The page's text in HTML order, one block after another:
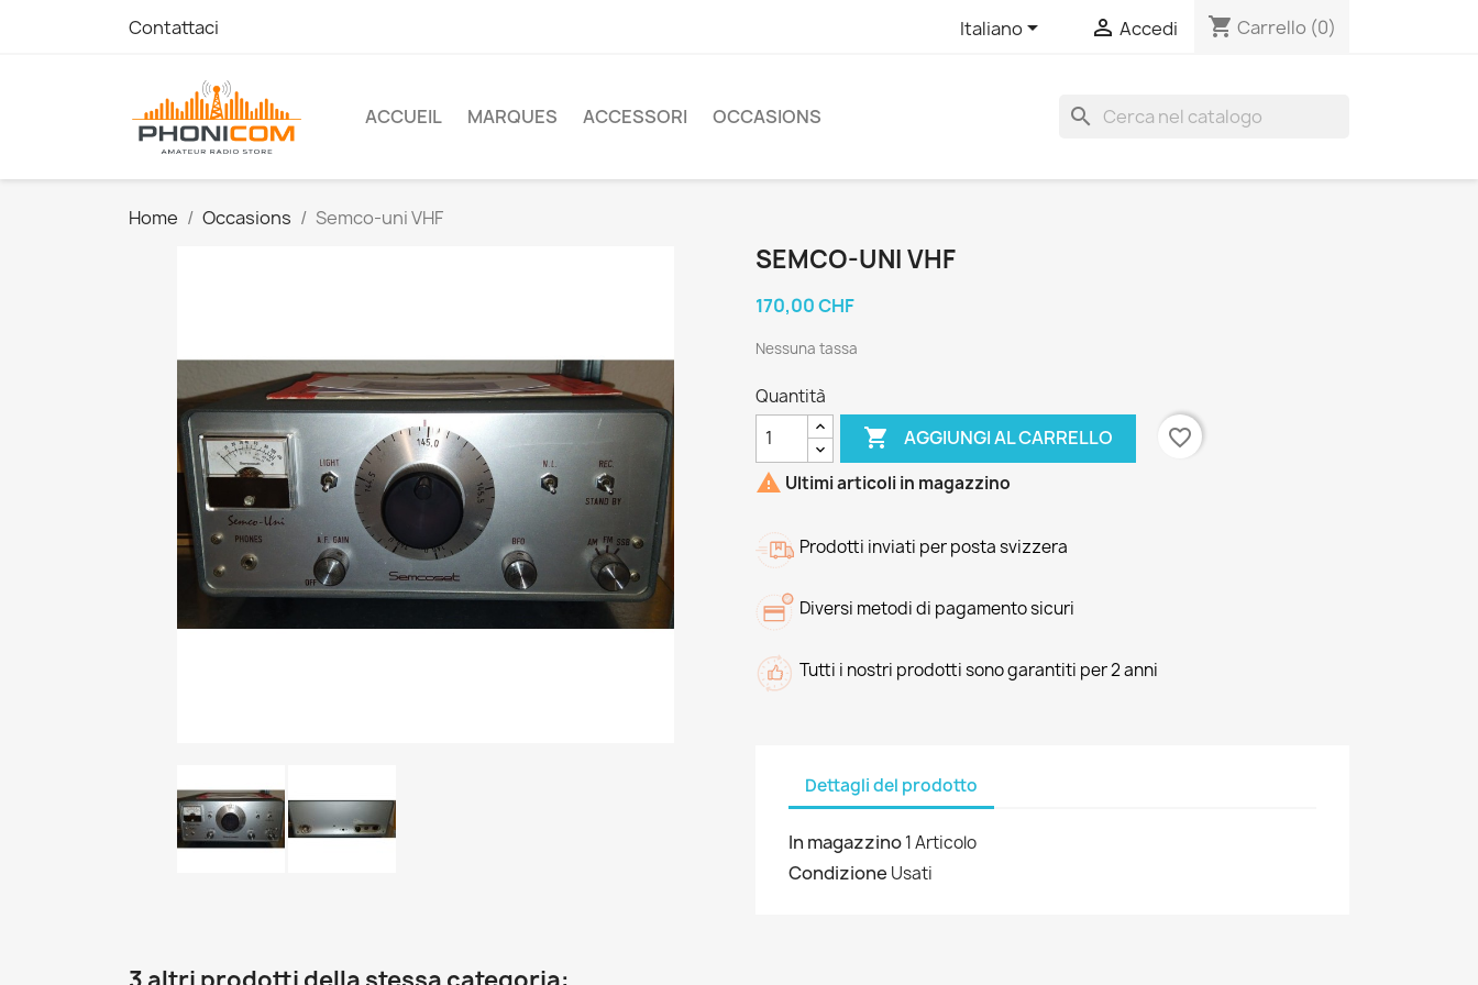
Contattaci Italiano  Accedi shopping_cart Carrello (0)
ACCUEIL MARQUES ACCESSORI OCCASIONS search
Home Occasions Semco-uni VHF
SEMCO-UNI VHF
170,00 CHF
Nessuna tassa
Quantità
 AGGIUNGI AL CARRELLO
favorite_border
 Ultimi articoli in magazzino
Prodotti inviati per posta svizzera
Diversi metodi di pagamento sicuri
Tutti i nostri prodotti sono garantiti per 2 anni
Dettagli del prodotto
In magazzino1 Articolo
Condizione Usati